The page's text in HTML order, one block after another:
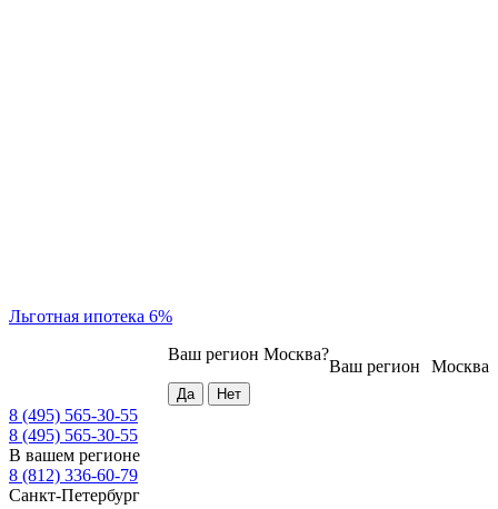
Льготная ипотека 6%
Москва
Ваш регион
Ваш регион Москва?
8 (495) 565-30-55
8 (495) 565-30-55
В вашем регионе
8 (812) 336-60-79
Санкт-Петербург